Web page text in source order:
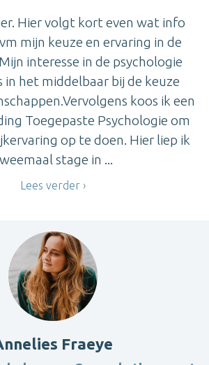
Hier volgt kort even wat info
mijn keuze en ervaring in de
interesse in de psychologie
het middelbaar bij de keuze
koos ik een
Toegepaste Psychologie om
op te doen. Hier liep ik
stage in ...
Lees verder
Fraeye